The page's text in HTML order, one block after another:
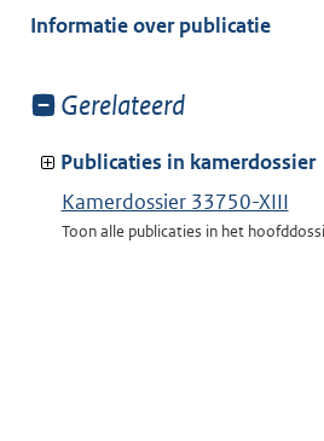
van:
Informatie over publicatie
Toon
van:
Gerelateerd
Publicaties in kamerdossier
Kamerdossier 33750-XIII
Toon alle publicaties in het